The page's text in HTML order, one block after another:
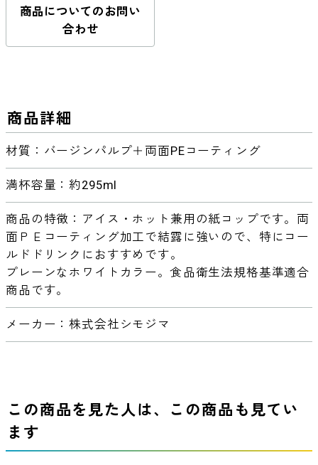
商品についてのお問い
合わせ
商品詳細
材質：バージンパルプ＋両面PEコーティング
満杯容量：約295ml
商品の特徴：アイス・ホット兼用の紙コップです。両
面ＰＥコーティング加工で結露に強いので、特にコー
ルドドリンクにおすすめです。
プレーンなホワイトカラー。食品衛生法規格基準適合
商品です。
メーカー：株式会社シモジマ
この商品を見た人は、この商品も見てい
ます